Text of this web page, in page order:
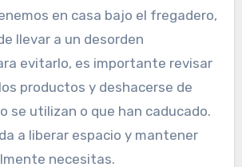
en casa bajo el fregadero,
llevar a un desorden
evitarlo, es importante revisar
productos y deshacerse de
se utilizan o que han caducado.
a liberar espacio y mantener
necesitas.